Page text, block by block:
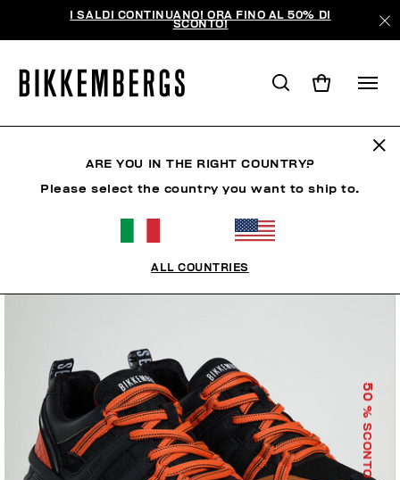
I SALDI CONTINUANO! ORA FINO AL 50% DI
SCONTO!
50
% SCONTO
ARE YOU IN THE RIGHT COUNTRY?
Please select the country you want to ship to.
ALL COUNTRIES